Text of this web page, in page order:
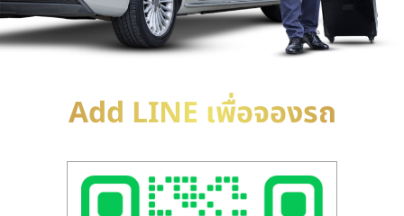
Add LINE เพื่อจองรถ